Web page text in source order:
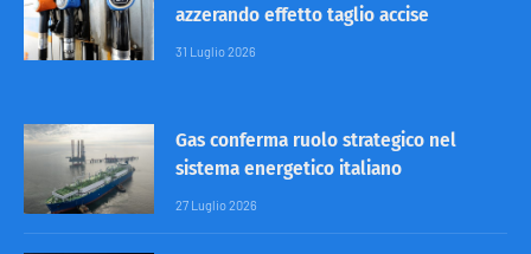
azzerando effetto taglio accise
31 Luglio 2026
Gas conferma ruolo strategico nel
sistema energetico italiano
27 Luglio 2026